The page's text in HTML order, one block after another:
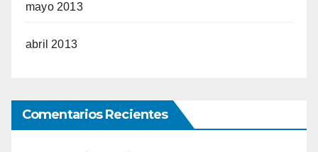
mayo 2013
abril 2013
Comentarios Recientes